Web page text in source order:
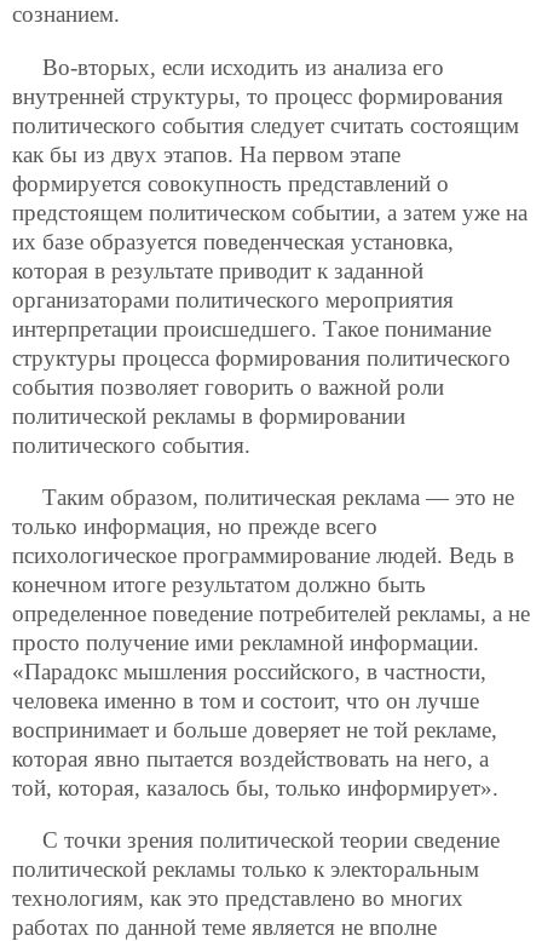
сознанием.
Во-вторых, если исходить из анализа его
внутренней структуры, то процесс формирования
политического события следует считать состоящим
как бы из двух этапов. На первом этапе
формируется совокупность представлений о
предстоящем политическом событии, а затем уже на
их базе образуется поведенческая установка,
которая в результате приводит к заданной
организаторами политического мероприятия
интерпретации происшедшего. Такое понимание
структуры процесса формирования политического
события позволяет говорить о важной роли
политической рекламы в формировании
политического события.
Таким образом, политическая реклама — это не
только информация, но прежде всего
психологическое программирование людей. Ведь в
конечном итоге результатом должно быть
определенное поведение потребителей рекламы, а не
просто получение ими рекламной информации.
«Парадокс мышления российского, в частности,
человека именно в том и состоит, что он лучше
воспринимает и больше доверяет не той рекламе,
которая явно пытается воздействовать на него, а
той, которая, казалось бы, только информирует».
С точки зрения политической теории сведение
политической рекламы только к электоральным
технологиям, как это представлено во многих
работах по данной теме является не вполне